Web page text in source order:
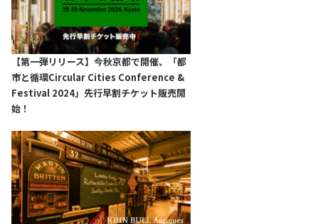
【第一弾リリース】今秋京都で開催、「都
市と循環Circular Cities Conference &
Festival 2024」先行早割チケット販売開
始！